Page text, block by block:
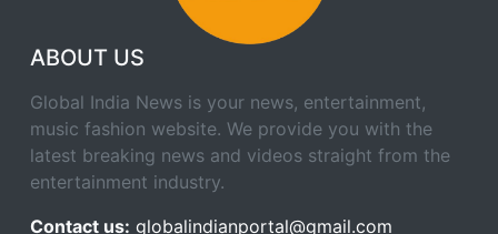
ABOUT US
Global India News is your news, entertainment,
music fashion website. We provide you with the
latest breaking news and videos straight from the
entertainment industry.
Contact us: globalindianportal@gmail.com